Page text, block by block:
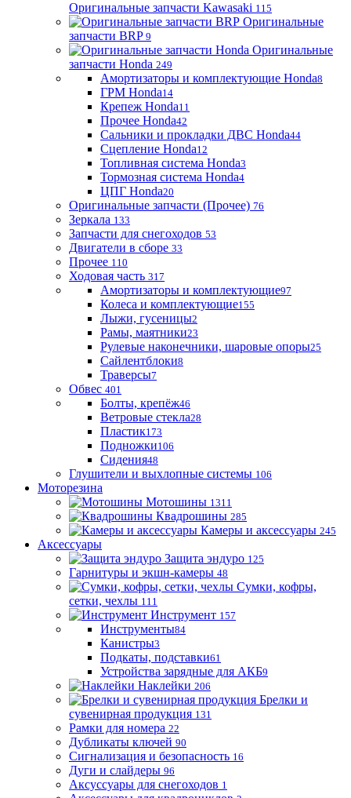
Оригинальные запчасти Kawasaki 115
Оригинальные
запчасти BRP 9
Оригинальные
запчасти Honda 249
Амортизаторы и комплектующие Honda8
ГРМ Honda14
Крепеж Honda11
Прочее Honda42
Сальники и прокладки ДВС Honda44
Сцепление Honda12
Топливная система Honda3
Тормозная система Honda4
ЦПГ Honda20
Оригинальные запчасти (Прочее) 76
Зеркала 133
Запчасти для снегоходов 53
Двигатели в сборе 33
Прочее 110
Ходовая часть 317
Амортизаторы и комплектующие97
Колеса и комплектующие155
Лыжи, гусеницы2
Рамы, маятники23
Рулевые наконечники, шаровые опоры25
Сайлентблоки8
Траверсы7
Обвес 401
Болты, крепёж46
Ветровые стекла28
Пластик173
Подножки106
Сидения48
Глушители и выхлопные системы 106
Моторезина
Мотошины 1311
Квадрошины 285
Камеры и аксессуары 245
Аксессуары
Защита эндуро 125
Гарнитуры и экшн-камеры 48
Сумки, кофры,
сетки, чехлы 111
Инструмент 157
Инструменты84
Канистры3
Подкаты, подставки61
Устройства зарядные для АКБ9
Наклейки 206
Брелки и
сувенирная продукция 131
Рамки для номера 22
Дубликаты ключей 90
Сигнализация и безопасность 16
Дуги и слайдеры 96
Аксуссуары для снегоходов 1